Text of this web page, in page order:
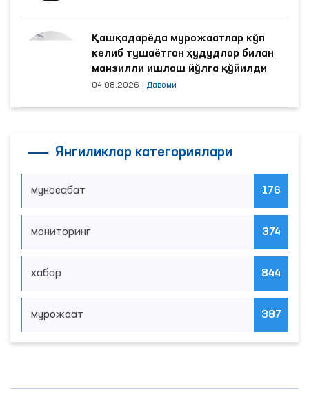
Қашқадарёда мурожаатлар кўп
келиб тушаётган ҳудудлар билан
манзилли ишлаш йўлга қўйилди
04.08.2026 Давоми
Янгиликлар категориялари
муносабат 176
мониторинг 374
хабар 844
мурожаат 387